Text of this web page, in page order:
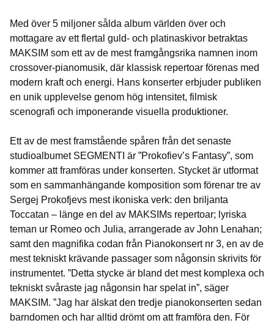
Med över 5 miljoner sålda album världen över och
mottagare av ett flertal guld- och platinaskivor betraktas
MAKSIM som ett av de mest framgångsrika namnen inom
crossover-pianomusik, där klassisk repertoar förenas med
modern kraft och energi. Hans konserter erbjuder publiken
en unik upplevelse genom hög intensitet, filmisk
scenografi och imponerande visuella produktioner.
Ett av de mest framstående spåren från det senaste
studioalbumet SEGMENTI är ”Prokofiev’s Fantasy”, som
kommer att framföras under konserten. Stycket är utformat
som en sammanhängande komposition som förenar tre av
Sergej Prokofjevs mest ikoniska verk: den briljanta
Toccatan – länge en del av MAKSIMs repertoar; lyriska
teman ur Romeo och Julia, arrangerade av John Lenahan;
samt den magnifika codan från Pianokonsert nr 3, en av de
mest tekniskt krävande passager som någonsin skrivits för
instrumentet. ”Detta stycke är bland det mest komplexa och
tekniskt svåraste jag någonsin har spelat in”, säger
MAKSIM. ”Jag har älskat den tredje pianokonserten sedan
barndomen och har alltid drömt om att framföra den. För